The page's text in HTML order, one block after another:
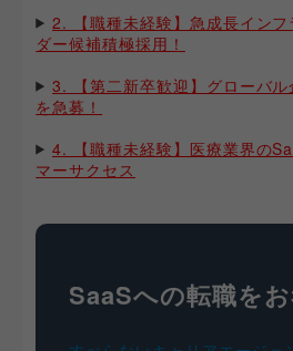
2. 【職種未経験】急成長イン
ダー候補積極採用！
3. 【第二新卒歓迎】グローバ
を急募！
4. 【職種未経験】医療業界の
マーサクセス
SaaSへの転職を